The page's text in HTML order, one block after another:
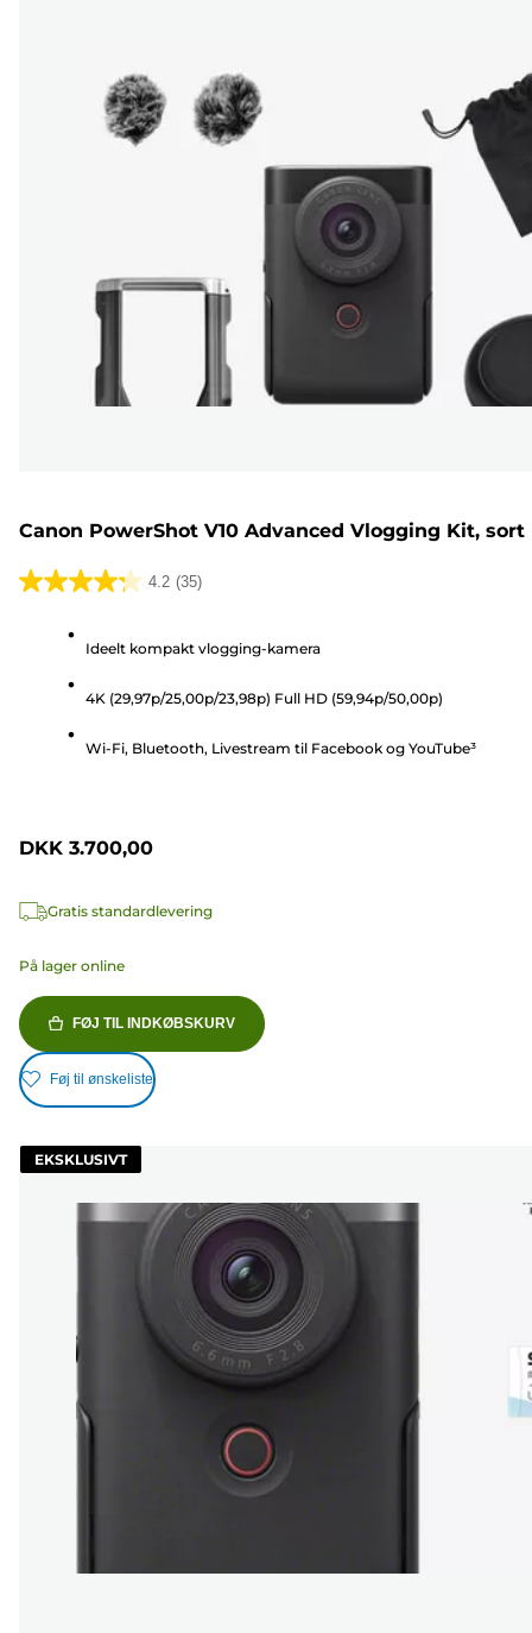
Canon PowerShot V10 Advanced Vlogging Kit, sort
4.2 (35)
4.2
stjerner.
Ideelt kompakt vlogging-kamera
4K (29,97p/25,00p/23,98p) Full HD (59,94p/50,00p)
Wi-Fi, Bluetooth, Livestream til Facebook og YouTube³
DKK 3.700,00
Gratis standardlevering
På lager online
FØJ TIL INDKØBSKURV
Føj til ønskeliste
EKSKLUSIVT